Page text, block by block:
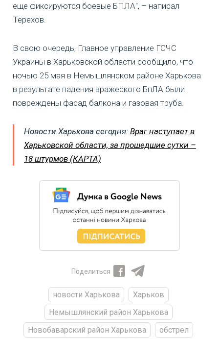
еще фиксируются боевые БПЛА", – написал
Терехов.
В свою очередь, Главное управление ГСЧС
Украины в Харьковской области сообщило, что
ночью 25 мая в Немышлянском районе Харькова
в результате падения вражеского БпЛА были
повреждены фасад балкона и газовая труба.
Новости Харькова сегодня: Враг наступает в
Харьковской области, за прошедшие сутки –
18 штурмов (КАРТА)
Поделиться
новости Харькова
Харьков
Немышлянский район Харькова
Новобаварский район Харькова
обстрел